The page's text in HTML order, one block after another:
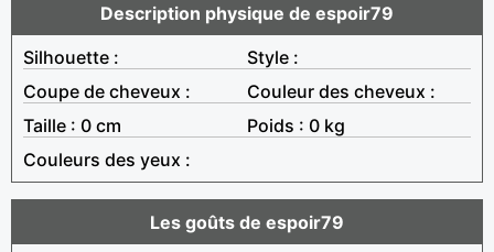
Description physique de espoir79
Silhouette :
Style :
Coupe de cheveux :
Couleur des cheveux :
Taille : 0 cm
Poids : 0 kg
Couleurs des yeux :
Les goûts de espoir79